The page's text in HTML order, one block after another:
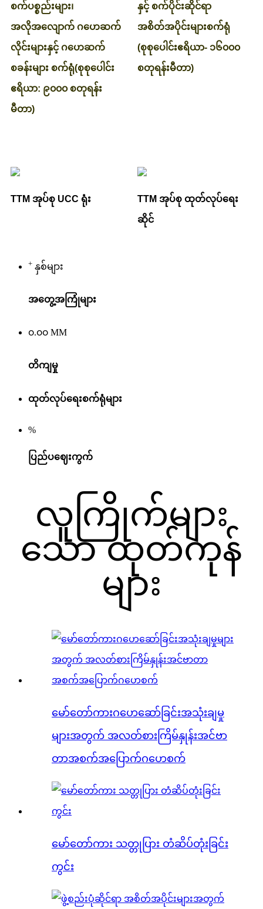
စက်ပစ္စည်းများ၊
အလိုအလျောက် ဂဟေဆက်
လိုင်းများနှင့် ဂဟေဆက်
စခန်းများ စက်ရုံ(စုစုပေါင်း
ဧရိယာ: ၉၀၀၀ စတုရန်း
မီတာ)
နှင့် စက်ပိုင်းဆိုင်ရာ
အစိတ်အပိုင်းများစက်ရုံ
(စုစုပေါင်းဧရိယာ- ၁၆၀၀၀
စတုရန်းမီတာ)
TTM အုပ်စု UCC ရုံး TTM အုပ်စု ထုတ်လုပ်ရေး
ဆိုင်
+ နှစ်များ
အတွေ့အကြုံများ
၀.၀၀ MM
တိကျမှု
ထုတ်လုပ်ရေးစက်ရုံများ
%
ပြည်ပဈေးကွက်
လူကြိုက်များ
သော ထုတ်ကုန်
များ
မော်တော်ကားဂဟေဆော်ခြင်းအသုံးချမှု
များအတွက် အလတ်စားကြိမ်နှုန်းအင်ဗာ
တာအစက်အပြောက်ဂဟေစက်
မော်တော်ကား သတ္တုပြား တံဆိပ်တုံးခြင်း
ကွင်း